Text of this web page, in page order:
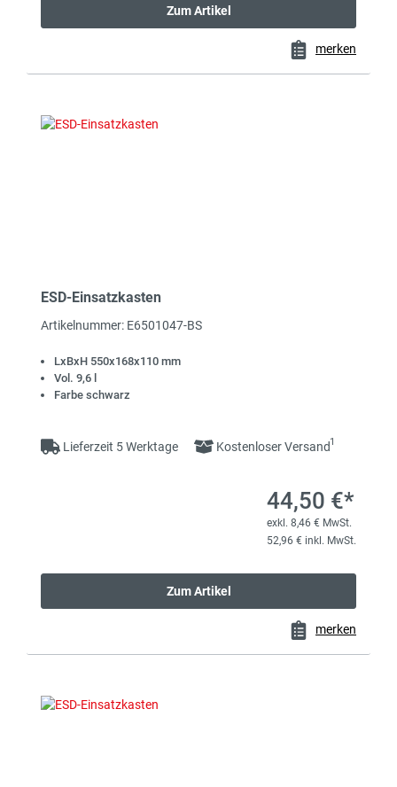
Zum Artikel
merken
ESD-Einsatzkasten
Artikelnummer: E6501047-BS
LxBxH 550x168x110 mm
Vol. 9,6 l
Farbe schwarz
Lieferzeit 5 Werktage Kostenloser Versand1
44,50 €*
exkl. 8,46 € MwSt.
52,96 € inkl. MwSt.
Zum Artikel
merken